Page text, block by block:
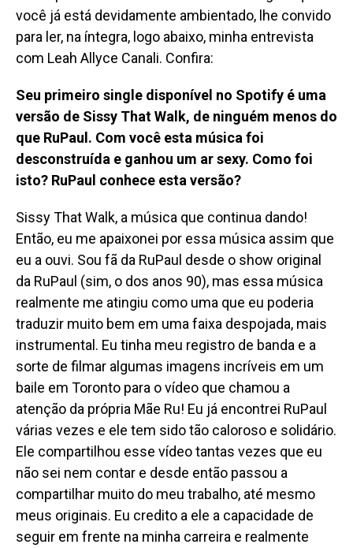
você já está devidamente ambientado, lhe convido
para ler, na íntegra, logo abaixo, minha entrevista
com Leah Allyce Canali. Confira:
Seu primeiro single disponível no Spotify é uma
versão de Sissy That Walk, de ninguém menos do
que RuPaul. Com você esta música foi
desconstruída e ganhou um ar sexy. Como foi
isto? RuPaul conhece esta versão?
Sissy That Walk, a música que continua dando!
Então, eu me apaixonei por essa música assim que
eu a ouvi. Sou fã da RuPaul desde o show original
da RuPaul (sim, o dos anos 90), mas essa música
realmente me atingiu como uma que eu poderia
traduzir muito bem em uma faixa despojada, mais
instrumental. Eu tinha meu registro de banda e a
sorte de filmar algumas imagens incríveis em um
baile em Toronto para o vídeo que chamou a
atenção da própria Mãe Ru! Eu já encontrei RuPaul
várias vezes e ele tem sido tão caloroso e solidário.
Ele compartilhou esse vídeo tantas vezes que eu
não sei nem contar e desde então passou a
compartilhar muito do meu trabalho, até mesmo
meus originais. Eu credito a ele a capacidade de
seguir em frente na minha carreira e realmente